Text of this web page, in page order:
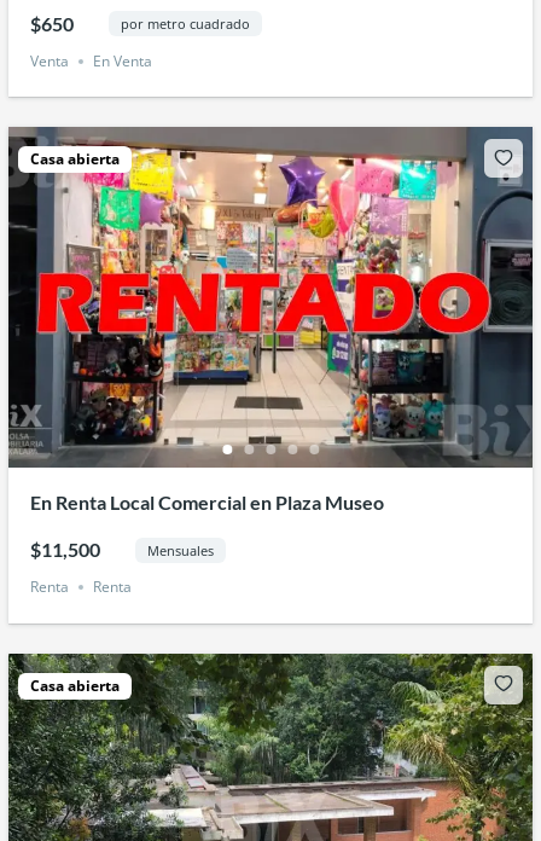
$650 por metro cuadrado
Venta En Venta
Casa abierta
En Renta Local Comercial en Plaza Museo
$11,500 Mensuales
Renta Renta
Casa abierta